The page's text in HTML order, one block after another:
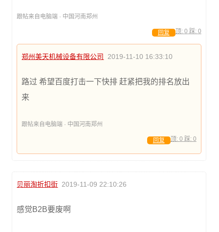
跟帖来自电脑端 · 中国河南郑州
顶: 0 踩: 0
回复
郑州美天机械设备有限公司 2019-11-10 16:33:10
路过 希望百度打击一下快排 赶紧把我的排名放出
来
跟帖来自电脑端 · 中国河南郑州
顶: 0 踩: 0
回复
贝丽淘折扣街 2019-11-09 22:10:26
感觉B2B要废啊